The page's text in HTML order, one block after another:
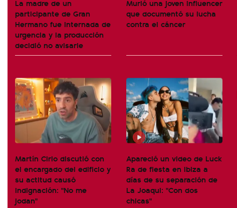
La madre de un
participante de Gran
Hermano fue internada de
urgencia y la producción
decidió no avisarle
Murió una joven influencer
que documentó su lucha
contra el cáncer
Martín Cirio discutió con
el encargado del edificio y
su actitud causó
indignación: "No me
jodan"
Apareció un video de Luck
Ra de fiesta en Ibiza a
días de su separación de
La Joaqui: "Con dos
chicas"